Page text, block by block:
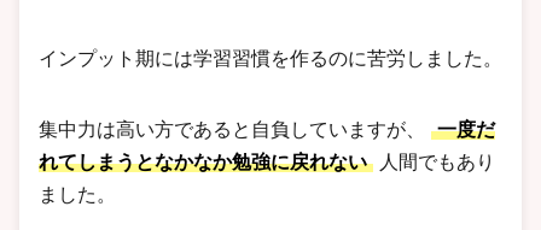
インプット期には学習習慣を作るのに苦労しました。
集中力は高い方であると自負していますが、
一度だ
れてしまうとなかなか勉強に戻れない
人間でもあり
ました。